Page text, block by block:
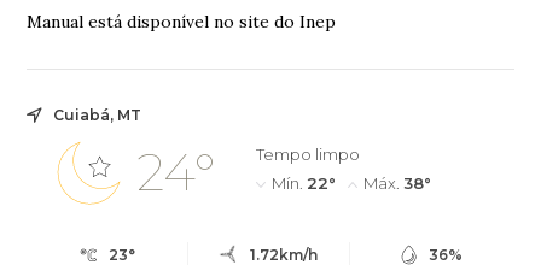
Manual está disponível no site do Inep
Cuiabá, MT
24°
Tempo limpo
Mín. 22° Máx. 38°
23° 1.72km/h 36%